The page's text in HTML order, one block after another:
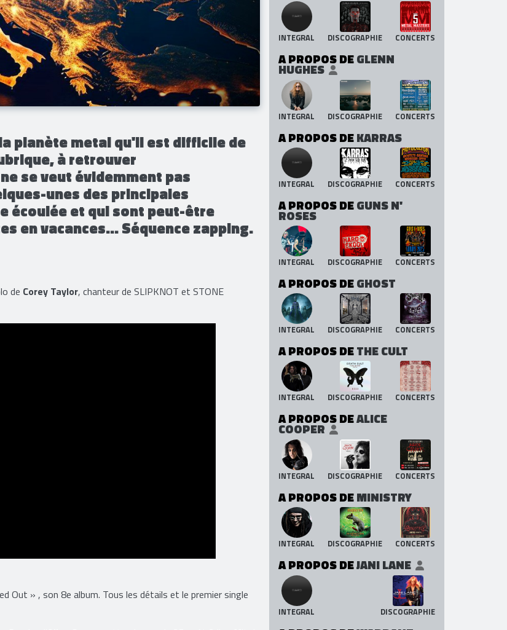
planète metal qu'il est difficile de
à retrouver
se veut évidemment pas
unes des principales
écoulée et qui sont peut-être
en vacances... Séquence zapping.
de Corey Taylor, chanteur de SLIPKNOT et STONE
Out » , son 8e album. Tous les détails et le premier single
INTEGRAL DISCOGRAPHIE CONCERTS
A PROPOS DEGLENN
HUGHES
INTEGRAL DISCOGRAPHIE CONCERTS
A PROPOS DEKARRAS
INTEGRAL DISCOGRAPHIE CONCERTS
A PROPOS DEGUNS N'
ROSES
INTEGRAL DISCOGRAPHIE CONCERTS
A PROPOS DEGHOST
INTEGRAL DISCOGRAPHIE CONCERTS
A PROPOS DETHE CULT
INTEGRAL DISCOGRAPHIE CONCERTS
A PROPOS DEALICE
COOPER
INTEGRAL DISCOGRAPHIE CONCERTS
A PROPOS DEMINISTRY
INTEGRAL DISCOGRAPHIE CONCERTS
A PROPOS DEJANI LANE
INTEGRAL DISCOGRAPHIE